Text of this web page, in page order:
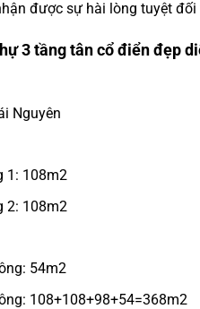
được sự hài lòng tuyệt
3 tầng tân cổ điển đẹp
Nguyên
1: 108m2
2: 108m2
54m2
108+108+98+54=368m2